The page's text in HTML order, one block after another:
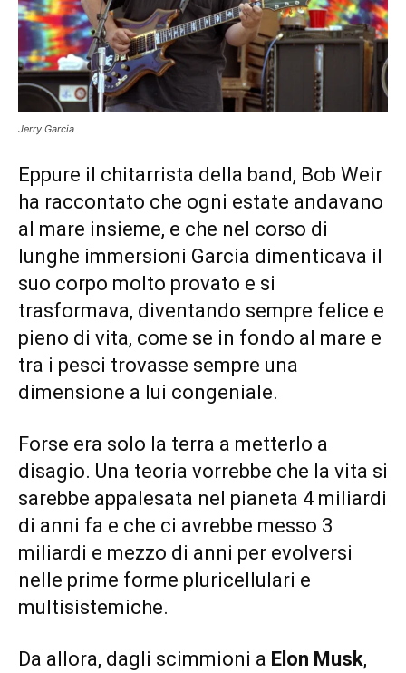
Jerry Garcia
Eppure il chitarrista della band, Bob Weir
ha raccontato che ogni estate andavano
al mare insieme, e che nel corso di
lunghe immersioni Garcia dimenticava il
suo corpo molto provato e si
trasformava, diventando sempre felice e
pieno di vita, come se in fondo al mare e
tra i pesci trovasse sempre una
dimensione a lui congeniale.
Forse era solo la terra a metterlo a
disagio. Una teoria vorrebbe che la vita si
sarebbe appalesata nel pianeta 4 miliardi
di anni fa e che ci avrebbe messo 3
miliardi e mezzo di anni per evolversi
nelle prime forme pluricellulari e
multisistemiche.
Da allora, dagli scimmioni a Elon Musk,